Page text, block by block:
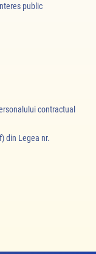
public
contractual
din Legea nr.